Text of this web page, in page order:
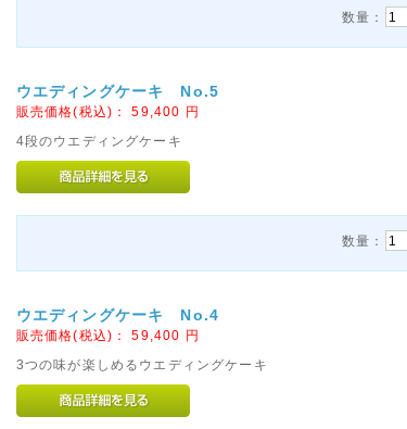
数量：
ウエディングケーキ No.5
販売価格(税込)：59,400 円
4段のウエディングケーキ
数量：
ウエディングケーキ No.4
販売価格(税込)：59,400 円
3つの味が楽しめるウエディングケーキ